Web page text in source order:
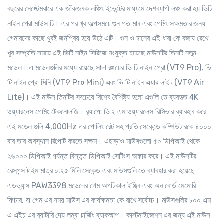
বছরের সেপ্টেমবারে এক জাঁকজমক লঞ্চিং ইভেন্টের মাধ্যমে দেশব্যাপী লঞ্চ করা হয় ভিটি
নাইন প্রো মাউস টি। এর পর খুব অল্পসময়ে গুন গত মান এবং গেমিং সক্ষমতার জন্য
গেমারদের কাছে খুবই জনপ্রিয় হয়ে উঠে এটি। গুন ও মানের এই ধারা কে বজায় রেখে
খুব সম্প্রতি সময়ে এই ভিটি নাইন সিরিজে সংযুক্ত হয়েছে মাউসটির তিনটি নতুন
মডেল। এ মডেলগুলির মধ্যে রয়েছে সাদা রঙয়ের ভি টি নাইন প্রো (VT9 Pro), ভি
টি নাইন প্রো মিনি (VT9 Pro Mini) এবং ভি টি নাইন এয়ার লাইট (VT9 Air
Lite)। এই মাউস তিনটির সবচেয়ে বিশেষ বৈশিষ্ট্য হলো এগুলি তে ব্যবহৃত 4K
ওয়্যারলেস গেমিং টেকনোলজি। র‍্যাপো ভি ২ এম ওয়্যারলেস রিসিভার ব্যাবহার করে
এই মডেল গুলি 4,000Hz এর পোলিং রেট সহ প্রতি সেকেন্ডে কম্পিউটারকে ৪০০০
বার তার অবস্থান রিপোর্ট করতে সক্ষম। এছাড়াও মাউসগুলো ৫০ ডিপিআই থেকে
২৬০০০ ডিপিআই পর্যন্ত বিস্তৃত ডিপিআই সেটিংস অফার করে। এই মাউসটির
রেসপন্স টাইম মাত্র ০.২৫ মিলি সেকেন্ড এবং মাউসগুলি তে ব্যাবহার করা হয়েছে
এডভ্যান্স PAW3398 মডেলের গেম অপটিকাল ইঞ্জিন এবং অন বোর্ড মেমোরি
ফিচার, যা গেম এর সময় মাউস এর কার্যক্ষমতা কে রাখে সর্বোচ্চ। মাউসগুলির ৮০০ এম
এ এইচ এর ব্যাটারি দেয় লম্বা চার্জিং ব্যাকআপ। কাস্টমাইজেশন এর জন্য এই মাউস